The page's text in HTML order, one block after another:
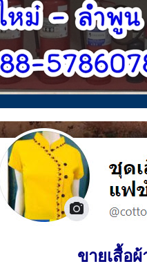
ขายเสื้อผ้